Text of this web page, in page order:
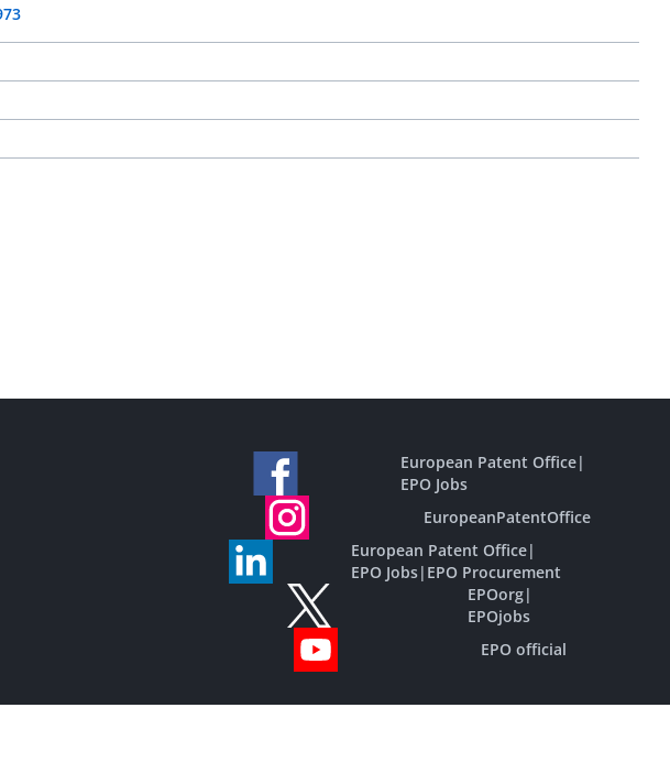
European Patent Office|
EPO Jobs
EuropeanPatentOffice
European Patent Office|
EPO Jobs| EPO Procurement
EPOorg|
EPOjobs
EPO official